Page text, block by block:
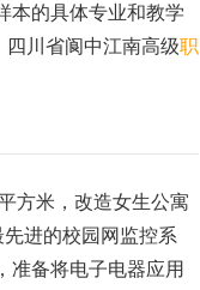
本的具体专业和教学
川省阆中江南高级职
方米，改造女生公寓
进的校园网监控系
准备将电子电器应用